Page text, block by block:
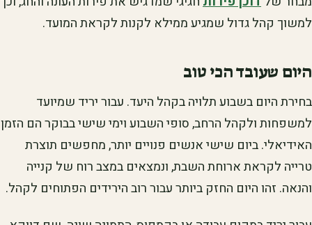
למשוך קהל גדול שמגיע ממילא לקנות לקראת המועד.
היום שעובד הכי טוב
בחירת היום בשבוע תלויה בקהל היעד. עבור יריד שמיועד
למשפחות ולקהל הרחב, סופי השבוע וימי שישי בבוקר הם הזמן
האידיאלי. ביום שישי אנשים פנויים יותר, מחפשים תוצרת
טרייה לקראת ארוחת השבת, ונמצאים במצב רוח של קנייה
והנאה. זהו היום החזק ביותר עבור רוב הירידים הפתוחים לקהל.